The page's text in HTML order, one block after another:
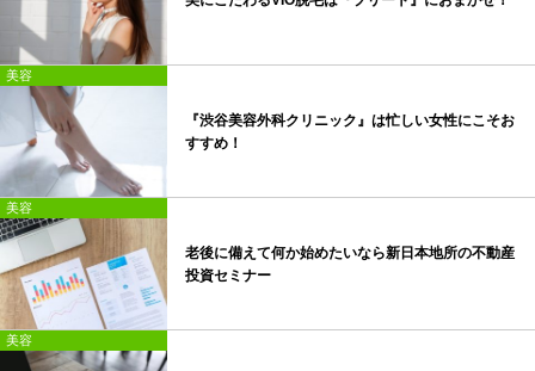
美容
『渋谷美容外科クリニック』は忙しい女性にこそお
すすめ！
美容
老後に備えて何か始めたいなら新日本地所の不動産
投資セミナー
美容